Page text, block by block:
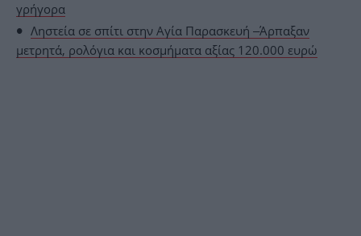
γρήγορα
Ληστεία σε σπίτι στην Αγία Παρασκευή –Άρπαξαν
μετρητά, ρολόγια και κοσμήματα αξίας 120.000 ευρώ